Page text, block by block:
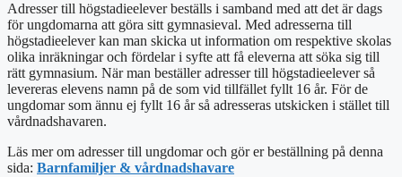
Adresser till högstadieelever beställs i samband med att det är dags
för ungdomarna att göra sitt gymnasieval. Med adresserna till
högstadieelever kan man skicka ut information om respektive skolas
olika inräkningar och fördelar i syfte att få eleverna att söka sig till
rätt gymnasium. När man beställer adresser till högstadieelever så
levereras elevens namn på de som vid tillfället fyllt 16 år. För de
ungdomar som ännu ej fyllt 16 år så adresseras utskicken i stället till
vårdnadshavaren.
Läs mer om adresser till ungdomar och gör er beställning på denna
sida: Barnfamiljer & vårdnadshavare